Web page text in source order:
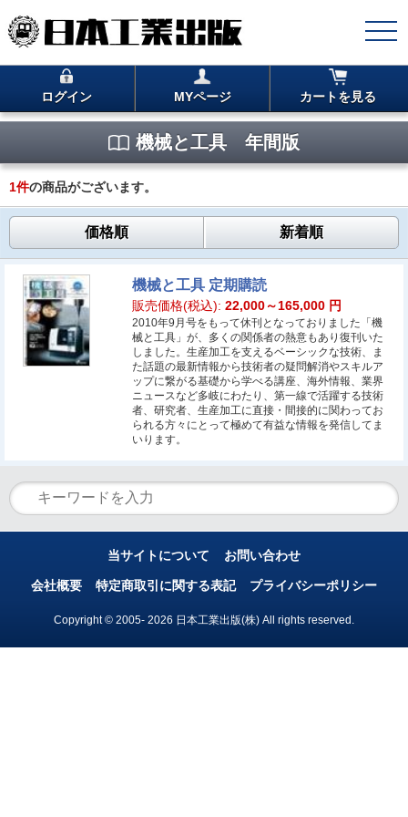
ログイン MYページ カートを見る
機械と工具 年間版
1件の商品がございます。
価格順 新着順
機械と工具 定期購読
販売価格(税込): 22,000～165,000 円
2010年9月号をもって休刊となっておりました「機
械と工具」が、多くの関係者の熱意もあり復刊いた
しました。生産加工を支えるベーシックな技術、ま
た話題の最新情報から技術者の疑問解消やスキルア
ップに繋がる基礎から学べる講座、海外情報、業界
ニュースなど多岐にわたり、第一線で活躍する技術
者、研究者、生産加工に直接・間接的に関わってお
られる方々にとって極めて有益な情報を発信してま
いります。
当サイトについて お問い合わせ
会社概要 特定商取引に関する表記 プライバシーポリシー
Copyright © 2005- 2026 日本工業出版(株) All rights reserved.